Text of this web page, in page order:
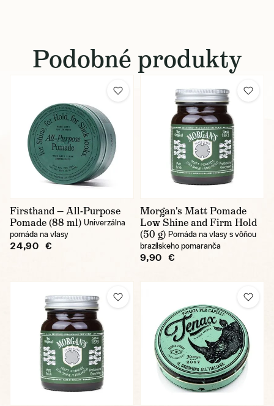
Podobné produkty
Firsthand — All-Purpose
Pomade (88 ml) Univerzálna
pomáda na vlasy
24,90 €
Morgan's Matt Pomade
Low Shine and Firm Hold
(50 g) Pomáda na vlasy s vôňou
brazílskeho pomaranča
9,90 €